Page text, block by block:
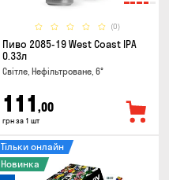
(0)
Пиво 2085-19 West Coast IPA
0.33л
Світле, Нефільтроване, 6°
111 ,00
грн за 1 шт
Тільки онлайн
Новинка